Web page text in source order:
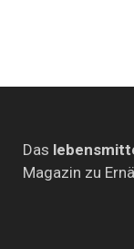
Das
Magazin zu